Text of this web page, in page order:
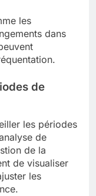
les
dans
de
les périodes
de
de la
de visualiser
les